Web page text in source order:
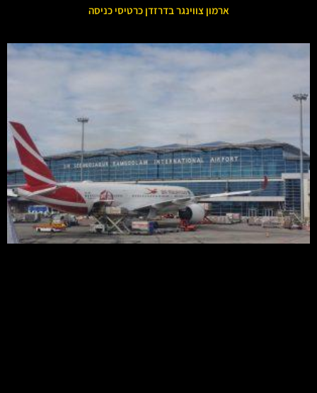
ארמון צווינגר בדרזדן כרטיסי כניסה